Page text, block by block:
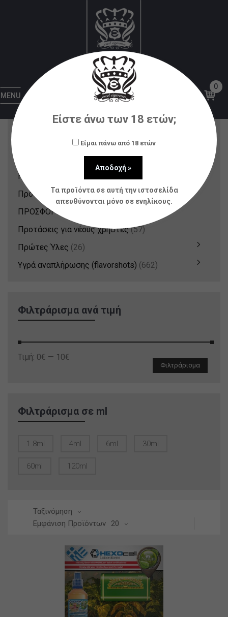
MENU
0
1.8ml
Προϊόντα με ετικέτα “1.8ml”
Κατηγορίες Προϊόντων
Nicotine Pouches & Strips (12)
Ηλεκτρονικά Τσιγάρα
Πρόσφατα Προϊόντα (214)
ΠΡΟΣΦΟΡΕΣ
Προτάσεις για νέους χρήστες (57)
Πρώτες Ύλες (26)
Υγρά αναπλήρωσης (flavorshots) (662)
Φιλτράρισμα ανά τιμή
Ελάχιστη
Μέγιστη
Φιλτράρισμα
Τιμή: 0€ — 10€
Φιλτράρισμα σε ml
1.8ml 4ml 6ml 30ml
60ml 120ml
Ταξινόμηση
Εμφάνιση Προϊόντων
20
Είστε άνω των 18 ετών;
Είμαι πάνω από 18 ετών
Τα προϊόντα σε αυτή την ιστοσελίδα
απευθύνονται μόνο σε ενηλίκους.